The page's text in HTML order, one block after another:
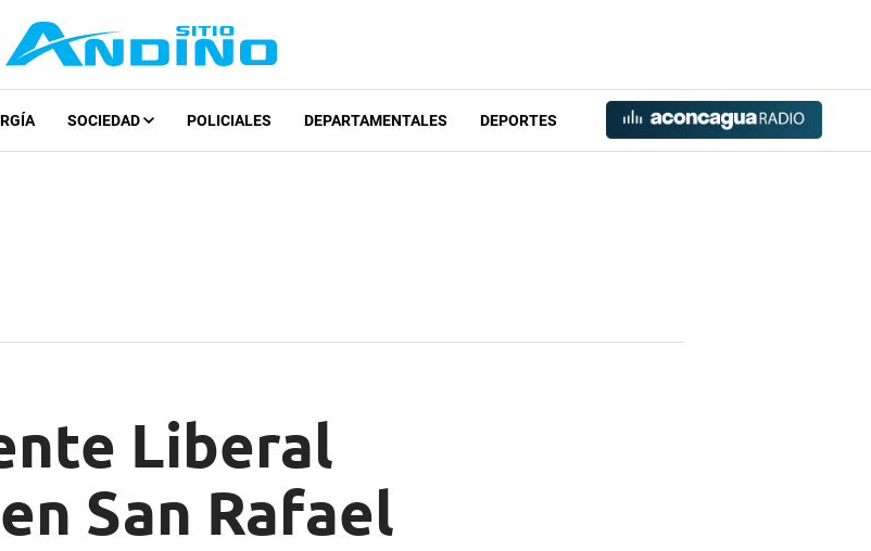
SOCIEDAD POLICIALES DEPARTAMENTALES DEPORTES
Liberal
San Rafael